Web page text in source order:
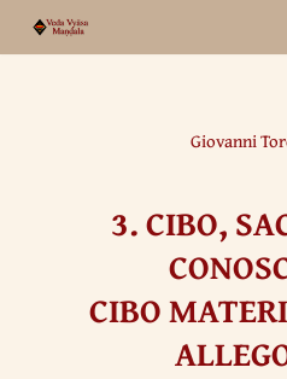
Giovanni
3.CIBO,
CIBO